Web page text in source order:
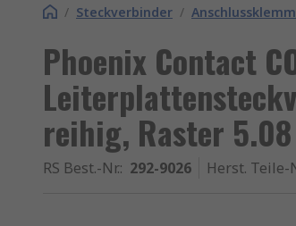
/ Steckverbinder /
Phoenix Contact
reihig, Raster
RS Best.-Nr.: 292-9026 Herst. Teile-